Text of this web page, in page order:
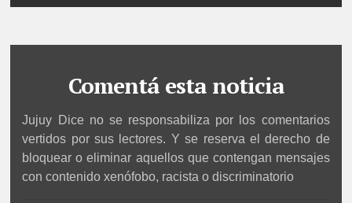
Comentá esta noticia
Jujuy Dice no se responsabiliza por los comentarios
vertidos por sus lectores. Y se reserva el derecho de
bloquear o eliminar aquellos que contengan mensajes
con contenido xenófobo, racista o discriminatorio